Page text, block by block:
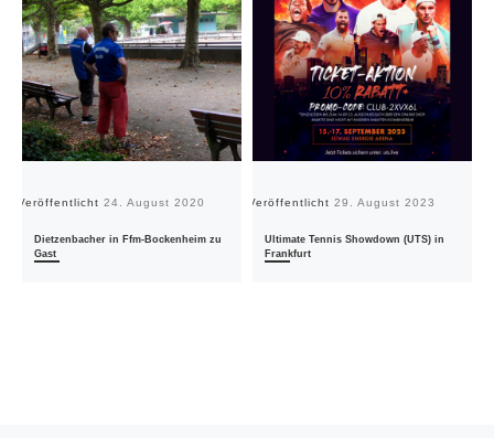
Veröffentlicht24. August 2020
Dietzenbacher in Ffm-Bockenheim zu
Gast
Veröffentlicht29. August 2023
Ultimate Tennis Showdown (UTS) in
Frankfurt